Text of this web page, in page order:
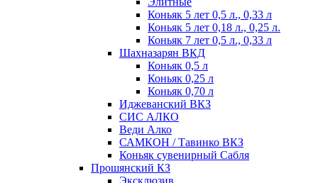
Коньяк 5 лет 0,5 л., 0,33 л
Коньяк 5 лет 0,18 л., 0,25 л.
Коньяк 7 лет 0,5 л., 0,33 л
Шахназарян ВКД
Коньяк 0,5 л
Коньяк 0,25 л
Коньяк 0,70 л
Иджеванский ВКЗ
СИС АЛКО
Веди Алко
САМКОН / Тавинко ВКЗ
Коньяк сувенирный Сабля
Прошянский КЗ
Эксклюзив